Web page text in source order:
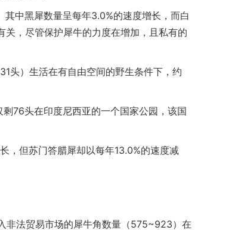
中黑犀数量呈每年3.0%的速度增长，而白
关，尽管保护犀牛的力度在增加，且私有的
头）生活在有自由空间的野生条件下，约
76头在印度尼西亚的一个国家公园，该国
，但苏门答腊犀却以每年13.0%的速度减
非法贸易市场的犀牛角数量（575~923）在